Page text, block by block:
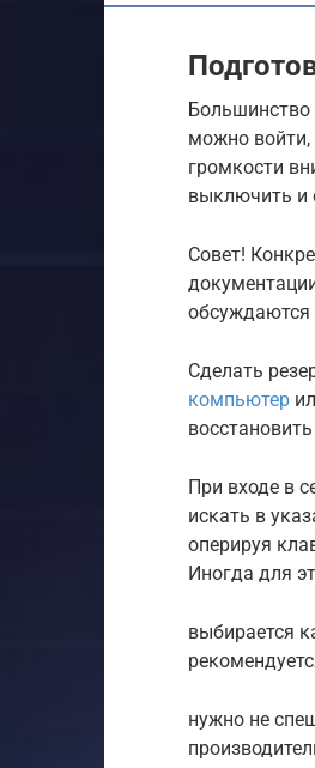
Большинство
можно войти,
громкости
выключить и
Совет!
обсуждаются
Сделать
компьютер
При входе в
искать в
оперируя
Иногда для
выбирается
нужно не